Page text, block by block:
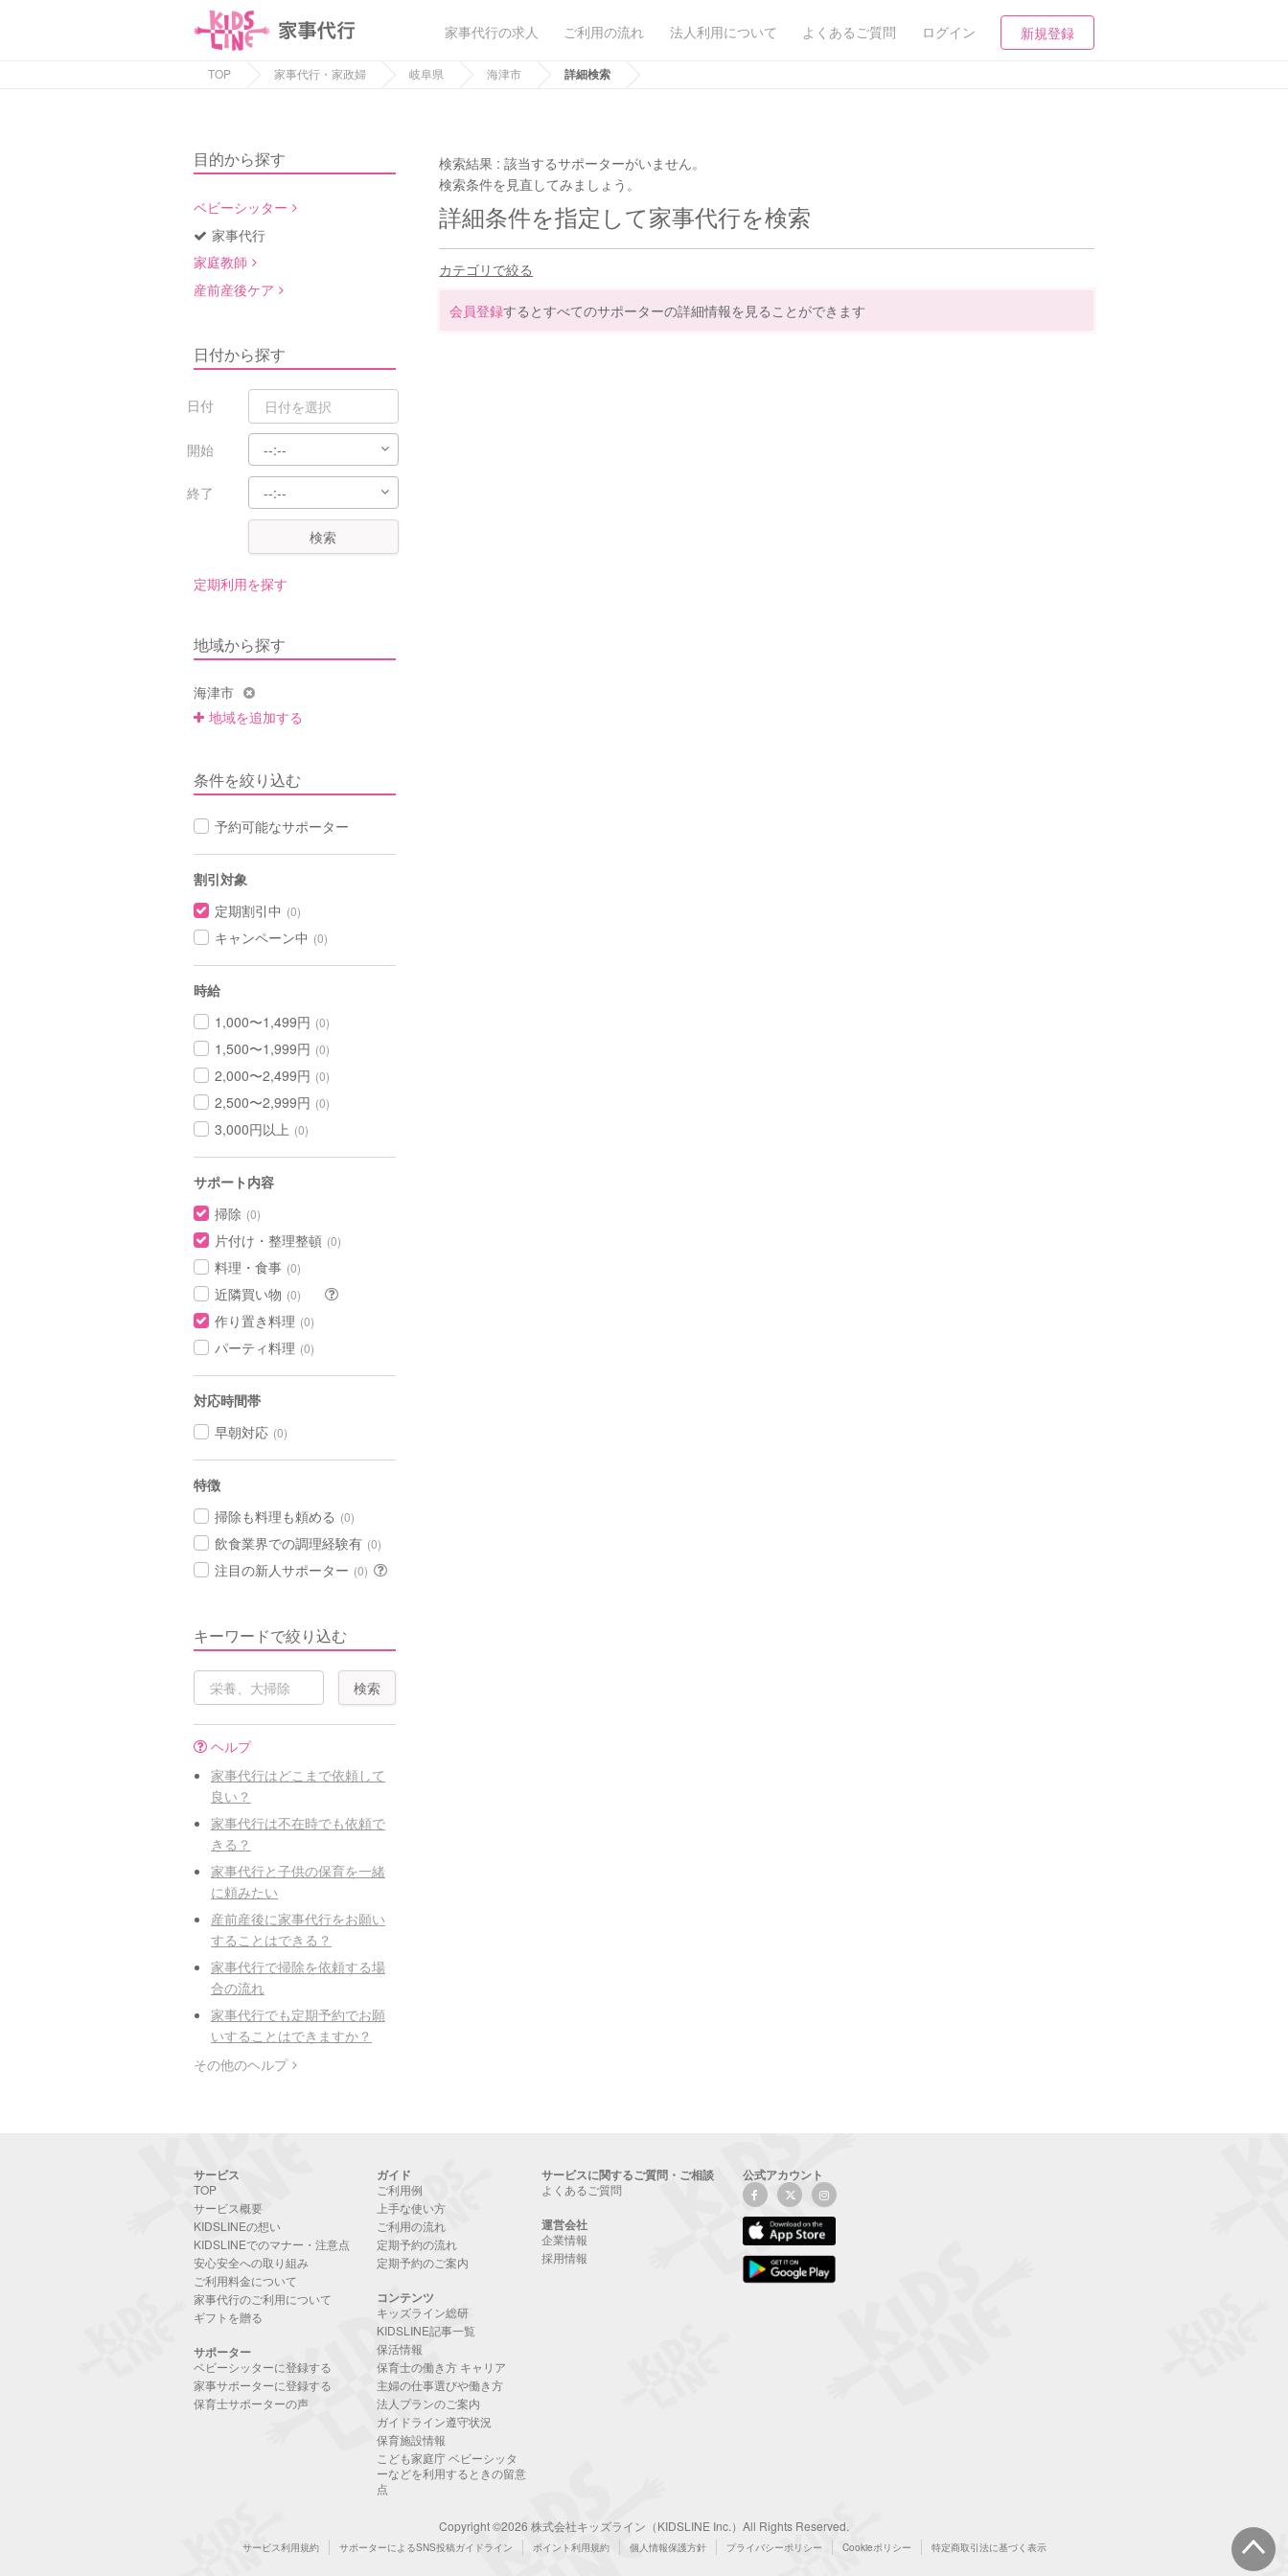
家事代行の求人 ご利用の流れ 法人利用について よくあるご質問 ログイン 新規登録
TOP 家事代行・家政婦 岐阜県 海津市 詳細検索
目的から探す
ベビーシッター
家事代行
家庭教師
産前産後ケア
日付から探す
日付
開始
終了
検索
定期利用を探す
地域から探す
海津市
地域を追加する
条件を絞り込む
予約可能なサポーター
割引対象
定期割引中 (0)
キャンペーン中 (0)
時給
1,000〜1,499円 (0)
1,500〜1,999円 (0)
2,000〜2,499円 (0)
2,500〜2,999円 (0)
3,000円以上 (0)
サポート内容
掃除 (0)
片付け・整理整頓 (0)
料理・食事 (0)
近隣買い物 (0)
作り置き料理 (0)
パーティ料理 (0)
対応時間帯
早朝対応 (0)
特徴
掃除も料理も頼める (0)
飲食業界での調理経験有 (0)
注目の新人サポーター (0)
キーワードで絞り込む
ヘルプ
家事代行はどこまで依頼して
良い？
家事代行は不在時でも依頼で
きる？
家事代行と子供の保育を一緒
に頼みたい
産前産後に家事代行をお願い
することはできる？
家事代行で掃除を依頼する場
合の流れ
家事代行でも定期予約でお願
いすることはできますか？
その他のヘルプ
検索結果 :該当するサポーターがいません。
検索条件を見直してみましょう。
詳細条件を指定して家事代行を検索
カテゴリで絞る
会員登録するとすべてのサポーターの詳細情報を見ることができます
サービス
TOP
サービス概要
KIDSLINEの想い
KIDSLINEでのマナー・注意点
安心安全への取り組み
ご利用料金について
家事代行のご利用について
ギフトを贈る
サポーター
ベビーシッターに登録する
家事サポーターに登録する
保育士サポーターの声
ガイド
ご利用例
上手な使い方
ご利用の流れ
定期予約の流れ
定期予約のご案内
コンテンツ
キッズライン総研
KIDSLINE記事一覧
保活情報
保育士の働き方 キャリア
主婦の仕事選びや働き方
法人プランのご案内
ガイドライン遵守状況
保育施設情報
こども家庭庁 ベビーシッタ
ーなどを利用するときの留意
点
サービスに関するご質問・ご相談
よくあるご質問
運営会社
企業情報
採用情報
公式アカウント
Copyright ©2026 株式会社キッズライン（KIDSLINE Inc.）All Rights Reserved.
サービス利用規約 サポーターによるSNS投稿ガイドライン ポイント利用規約 個人情報保護方針 プライバシーポリシー Cookieポリシー 特定商取引法に基づく表示